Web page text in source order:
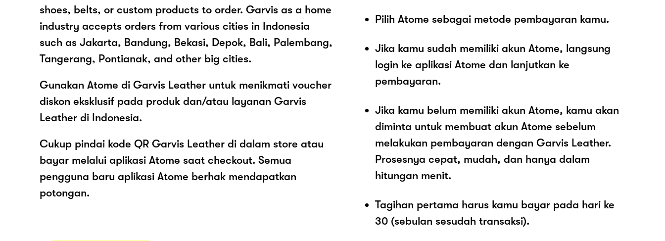
shoes, belts, or custom products to order. Garvis as a home
industry accepts orders from various cities in Indonesia
such as Jakarta, Bandung, Bekasi, Depok, Bali, Palembang,
Tangerang, Pontianak, and other big cities.
Gunakan Atome di Garvis Leather untuk menikmati voucher
diskon eksklusif pada produk dan/atau layanan Garvis
Leather di Indonesia.
Cukup pindai kode QR Garvis Leather di dalam store atau
bayar melalui aplikasi Atome saat checkout. Semua
pengguna baru aplikasi Atome berhak mendapatkan
potongan.
Pilih Atome sebagai metode pembayaran kamu.
Jika kamu sudah memiliki akun Atome, langsung
login ke aplikasi Atome dan lanjutkan ke
pembayaran.
Jika kamu belum memiliki akun Atome, kamu akan
diminta untuk membuat akun Atome sebelum
melakukan pembayaran dengan Garvis Leather.
Prosesnya cepat, mudah, dan hanya dalam
hitungan menit.
Tagihan pertama harus kamu bayar pada hari ke
30 (sebulan sesudah transaksi).